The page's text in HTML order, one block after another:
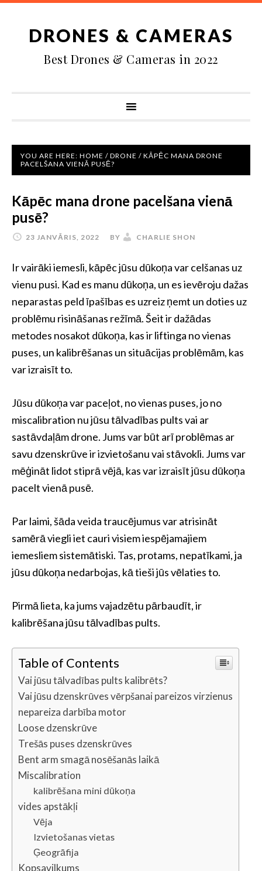
DRONES & CAMERAS
Best Drones & Cameras in 2022
YOU ARE HERE: HOME / DRONE / KĀPĒC MANA DRONE
PACELŠANA VIENĀ PUSĒ?
Kāpēc mana drone pacelšana vienā
pusē?
23 JANVĀRIS, 2022 BY CHARLIE SHON
Ir vairāki iemesli, kāpēc jūsu dūkoņa var celšanas uz
vienu pusi. Kad es manu dūkoņa, un es ievēroju dažas
neparastas peld īpašības es uzreiz ņemt un doties uz
problēmu risināšanas režīmā. Šeit ir dažādas
metodes nosakot dūkoņa, kas ir liftinga no vienas
puses, un kalibrēšanas un situācijas problēmām, kas
var izraisīt to.
Jūsu dūkoņa var paceļot, no vienas puses, jo no
miscalibration nu jūsu tālvadības pults vai ar
sastāvdaļām drone. Jums var būt arī problēmas ar
savu dzenskrūve ir izvietošanu vai stāvokli. Jums var
mēģināt lidot stiprā vējā, kas var izraisīt jūsu dūkoņa
pacelt vienā pusē.
Par laimi, šāda veida traucējumus var atrisināt
samērā viegli iet cauri visiem iespējamajiem
iemesliem sistemātiski. Tas, protams, nepatīkami, ja
jūsu dūkoņa nedarbojas, kā tieši jūs vēlaties to.
Pirmā lieta, ka jums vajadzētu pārbaudīt, ir
kalibrēšana jūsu tālvadības pults.
Table of Contents
Vai jūsu tālvadības pults kalibrēts?
Vai jūsu dzenskrūves vērpšanai pareizos virzienus
nepareiza darbība motor
Loose dzenskrūve
Trešās puses dzenskrūves
Bent arm smagā nosēšanās laikā
Miscalibration
kalibrēšana mini dūkoņa
vides apstākļi
Vēja
Izvietošanas vietas
Ģeogrāfija
Kopsavilkums